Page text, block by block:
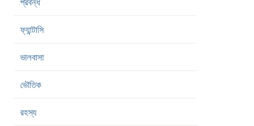
ফ্যান্টাসি
ভালবাসা
ভৌতিক
রহস্য